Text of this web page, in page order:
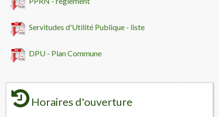
Servitudes d'Utilité Publique - liste
DPU - Plan Commune
Horaires d'ouverture